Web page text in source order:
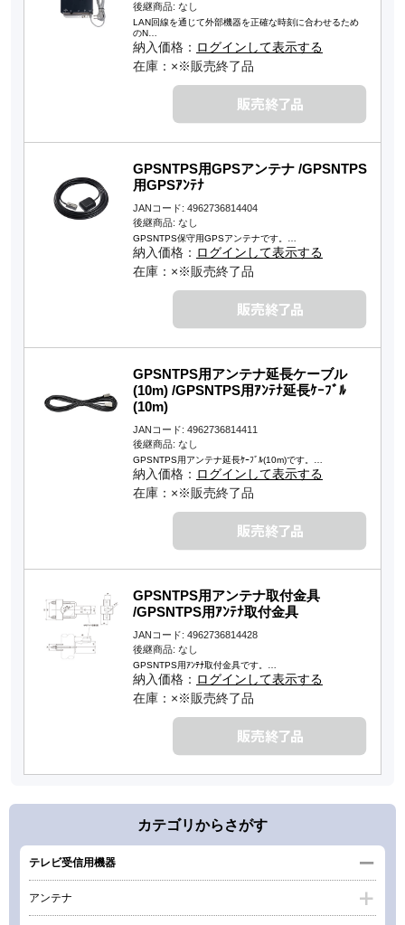
後継商品: なし
LAN回線を通じて外部機器を正確な時刻に合わせるため
のN…
納入価格： ログインして表示する
在庫：×※販売終了品
GPSNTPS用GPSアンテナ /GPSNTPS
用GPSｱﾝﾃﾅ
JANコード: 4962736814404
後継商品: なし
GPSNTPS保守用GPSアンテナです。…
納入価格： ログインして表示する
在庫：×※販売終了品
GPSNTPS用アンテナ延長ケーブル
(10m) /GPSNTPS用ｱﾝﾃﾅ延長ｹｰﾌﾞﾙ
(10m)
JANコード: 4962736814411
後継商品: なし
GPSNTPS用アンテナ延長ｹｰﾌﾞﾙ(10m)です。…
納入価格： ログインして表示する
在庫：×※販売終了品
GPSNTPS用アンテナ取付金具
/GPSNTPS用ｱﾝﾃﾅ取付金具
JANコード: 4962736814428
後継商品: なし
GPSNTPS用ｱﾝﾃﾅ取付金具です。…
納入価格： ログインして表示する
在庫：×※販売終了品
カテゴリからさがす
テレビ受信用機器
アンテナ